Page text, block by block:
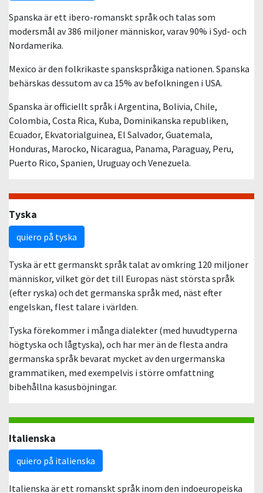
Spanska är ett ibero-romanskt språk och talas som
modersmål av 386 miljoner människor, varav 90% i Syd- och
Nordamerika.
Mexico är den folkrikaste spanskspråkiga nationen. Spanska
behärskas dessutom av ca 15% av befolkningen i USA.
Spanska är officiellt språk i Argentina, Bolivia, Chile,
Colombia, Costa Rica, Kuba, Dominikanska republiken,
Ecuador, Ekvatorialguinea, El Salvador, Guatemala,
Honduras, Marocko, Nicaragua, Panama, Paraguay, Peru,
Puerto Rico, Spanien, Uruguay och Venezuela.
Tyska
quiero på tyska
Tyska är ett germanskt språk talat av omkring 120 miljoner
människor, vilket gör det till Europas näst största språk
(efter ryska) och det germanska språk med, näst efter
engelskan, flest talare i världen.
Tyska förekommer i många dialekter (med huvudtyperna
högtyska och lågtyska), och har mer än de flesta andra
germanska språk bevarat mycket av den urgermanska
grammatiken, med exempelvis i större omfattning
bibehållna kasusböjningar.
Italienska
quiero på italienska
Italienska är ett romanskt språk inom den indoeuropeiska